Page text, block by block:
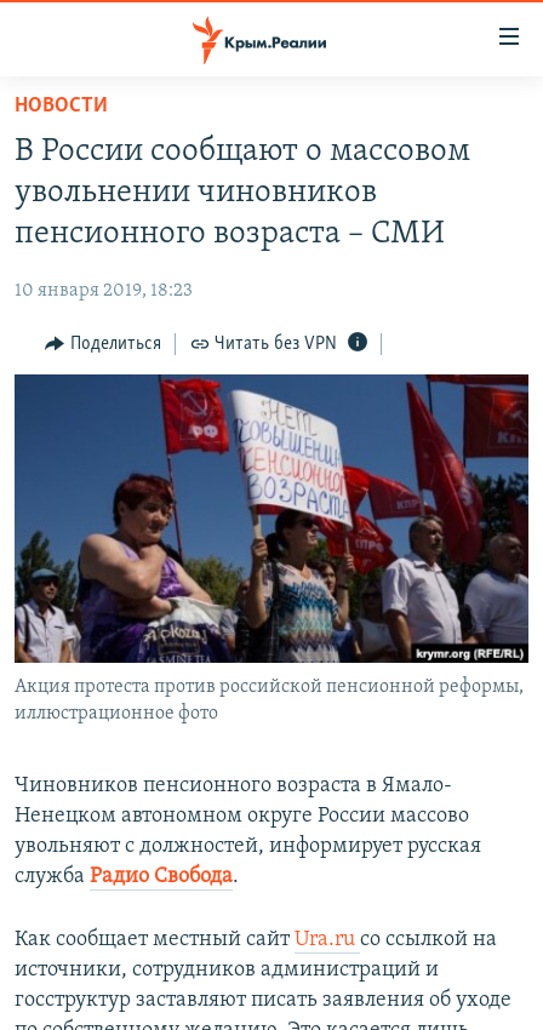
Вернуться
основному
содержанию
Вернутся
главной
навигации
Вернутся
11 ЛЕТ ОККУПАЦИИ КРЫМА. 11 ИСТОРИЙ СОПРОТИВЛЕНИЯ
ЕЩЕ
ИНТЕРАКТИВ
ТЕЛЕПРОЕКТ КРЫМ.РЕАЛИИ
СОВЕТЫ ПРАВОЗАЩИТНИКОВ
ПРОПАВШИЕ БЕЗ ВЕСТИ
ПОБЕДИТЕЛЕЙ НЕ СУДЯТ?
КРЫМ.НЕПОКОРЕННЫЙ
ELIFBE
УКРАИНСКАЯ ПРОБЛЕМА КРЫМА
РАДІО СВОБОДА
КАК ОБОЙТИ БЛОКИРОВКУ
Qırımtatar
ПРИСОЕДИНЯЙТЕСЬ!
Все сайты RFE/RL
НОВОСТИ
В России сообщают о массовом
увольнении чиновников
пенсионного возраста – СМИ
10 января 2019, 18:23
Поделиться Читать без VPN
Акция протеста против российской пенсионной реформы,
иллюстрационное фото
Чиновников пенсионного возраста в Ямало-
Ненецком автономном округе России массово
увольняют с должностей, информирует русская
служба Радио Свобода.
Как сообщает местный сайт Ura.ru со ссылкой на
источники, сотрудников администраций и
госструктур заставляют писать заявления об уходе